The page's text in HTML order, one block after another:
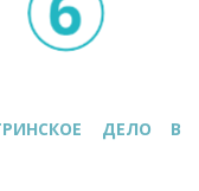
ДЕЛО В